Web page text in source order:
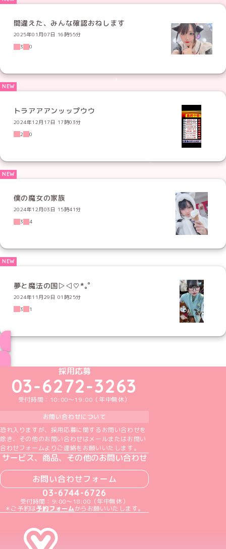
間違えた、みんな確認おねします
2025年01月07日 16時55分
3
0
トラアアアンッップウウ
2024年12月17日 17時03分
2
0
僕の魔女の家族
2024年12月03日 15時41分
3
4
夢と魔法の国▷◁♡*｡ﾟ
2024年11月29日 01時25分
3
1
めいどりーみんTikTok公式アカウント
めいどりーみんX公式アカウント
めいどりーみんInstagram公式アカウント
めいどりーみんFacebook公式アカウン
めいどりーみんYouTube公式アカ
採用応募
03-6272-3263
受付時間：10:00～19:00（年中無休）
お問い合わせについて
恐れ入りますが、採用応募に関するお問い合わせを
除き、その他のお問い合わせはメールまたはお問い
合わせフォームよりご連絡をお願いいたします。
サービス、商品、その他のお問い合わせ
お問い合わせフォーム
03-6744-6726
受付時間：9:00～18:00（年中無休）
＊ご予約は予約フォームからお願いいたします。